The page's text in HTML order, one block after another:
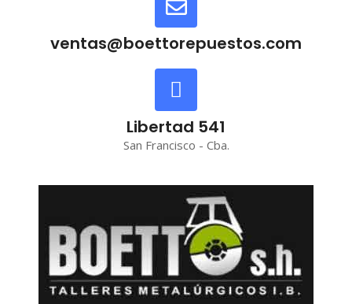
ventas@boettorepuestos.com
Libertad 541
San Francisco - Cba.